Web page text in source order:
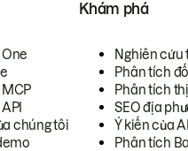
chúng tôi
Khám phá
Nghiên cứu
Phân tích
Phân tích
SEO địa
Ý kiến của
Phân tích